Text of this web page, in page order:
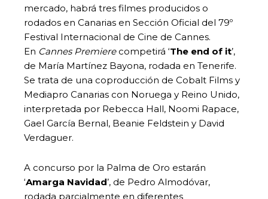
mercado, habrá tres filmes producidos o
rodados en Canarias en Sección Oficial del 79º
Festival Internacional de Cine de Cannes.
En Cannes Premierecompetirá ‘The end of it’,
de María Martínez Bayona, rodada en Tenerife.
Se trata de una coproducción de Cobalt Films y
Mediapro Canarias con Noruega y Reino Unido,
interpretada por Rebecca Hall, Noomi Rapace,
Gael García Bernal, Beanie Feldstein y David
Verdaguer.
A concurso por la Palma de Oro estarán
‘Amarga Navidad’, de Pedro Almodóvar,
rodada parcialmente en diferentes